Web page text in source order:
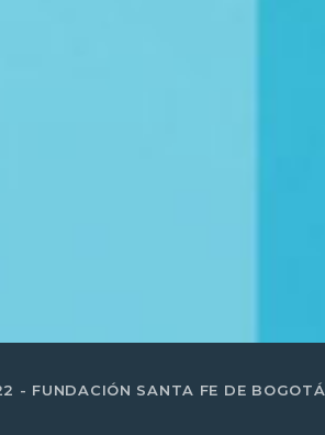
- FUNDACIÓN SANTA FE DE BOGOTÁ